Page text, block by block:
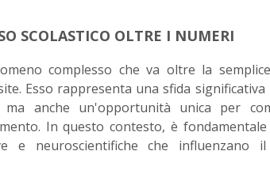
SCOLASTICO OLTRE I NUMERI
complesso che va oltre la
Esso rappresenta una sfida
anche un'opportunità unica per
In questo contesto, è
e neuroscientifiche che influenzano